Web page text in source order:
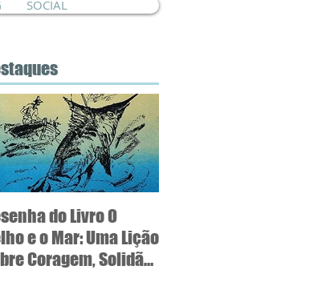
SOCIAL
do Livro O
e o Mar: Uma Lição
Coragem, Solidão